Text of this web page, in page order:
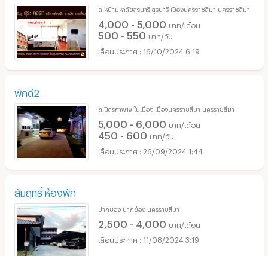
ถ.หน้ามหาลัยสุรนารี สุรนารี เมืองนครราชสีมา นครราชสีมา
4,000 - 5,000 บาท/เดือน
500 - 550 บาท/วัน
16/10/2024 6:19
พักดี2
ถ.มิตรภาพ19 ในเมือง เมืองนครราชสีมา นครราชสีมา
5,000 - 6,000 บาท/เดือน
450 - 600 บาท/วัน
26/09/2024 1:44
สัมฤทธิ์ ห้องพัก
ปากช่อง ปากช่อง นครราชสีมา
2,500 - 4,000 บาท/เดือน
11/08/2024 3:19